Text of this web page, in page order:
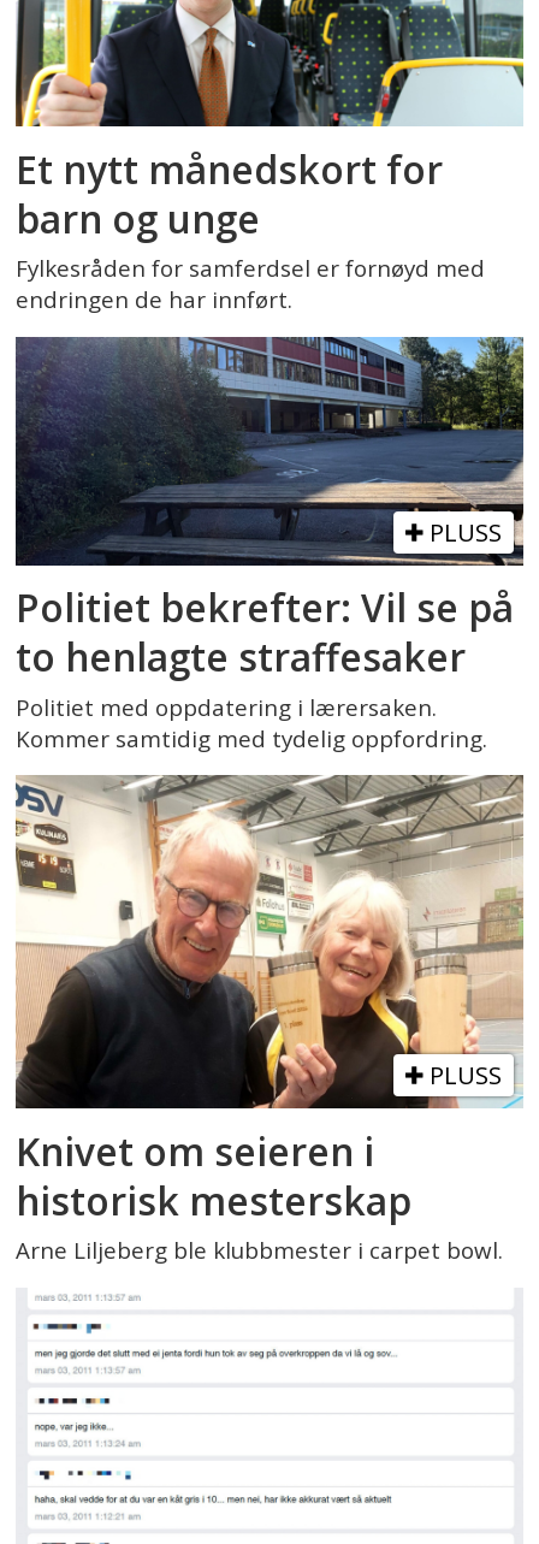
Et nytt månedskort for
barn og unge
Fylkesråden for samferdsel er fornøyd med
endringen de har innført.
PLUSS
Politiet bekrefter: Vil se på
to henlagte straffesaker
Politiet med oppdatering i lærersaken.
Kommer samtidig med tydelig oppfordring.
PLUSS
Knivet om seieren i
historisk mesterskap
Arne Liljeberg ble klubbmester i carpet bowl.